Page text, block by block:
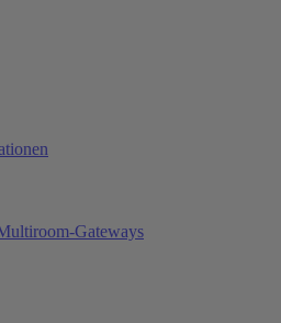
Gateways